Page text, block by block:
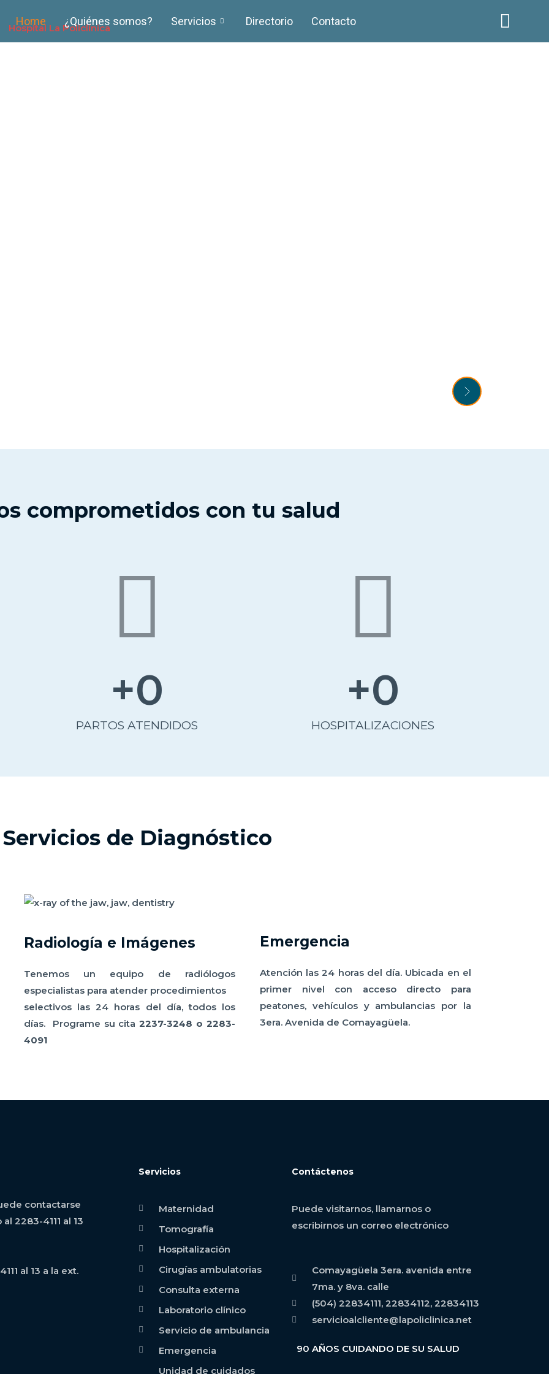
Home ¿Quiénes somos? Servicios Directorio Contacto
comprometidos con tu salud
+0
PARTOS ATENDIDOS
+0
HOSPITALIZACIONES
Servicios de Diagnóstico
Radiología e Imágenes
Tenemos un equipo de radiólogos
especialistas para atender procedimientos
selectivos las 24 horas del día, todos los
días. Programe su cita2237-3248 o 2283-
4091
Emergencia
Atención las 24 horas del día. Ubicada en el
primer nivel con acceso directo para
peatones, vehículos y ambulancias por la
3era. Avenida de Comayagüela.
contactarse
2283-4111 al 13
al 13 a la ext.
Servicios
Maternidad
Tomografía
Hospitalización
Cirugías ambulatorias
Consulta externa
Laboratorio clínico
Servicio de ambulancia
Emergencia
Unidad de cuidados
Contáctenos
Puede visitarnos, llamarnos o
escribirnos un correo electrónico
Comayagüela 3era. avenida entre
7ma. y 8va. calle
(504) 22834111, 22834112, 22834113
servicioalcliente@lapoliclinica.net
90 AÑOS CUIDANDO DE SU SALUD